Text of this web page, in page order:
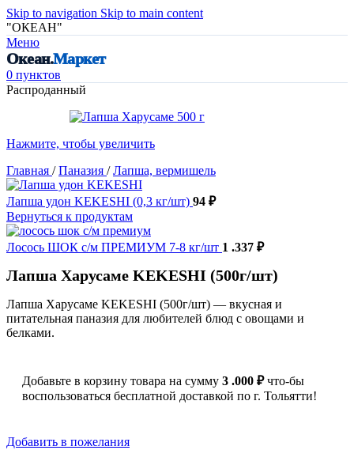
Skip to navigation Skip to main content
"ОКЕАН"
Меню
Океан.Маркет
0 пунктов
Распроданный
Нажмите, чтобы увеличить
Главная / Паназия / Лапша, вермишель
Лапша удон KEKESHI (0,3 кг/шт) 94 ₽
Вернуться к продуктам
Лосось ШОК с/м ПРЕМИУМ 7-8 кг/шт 1 .337 ₽
Лапша Харусаме KEKESHI (500г/шт)
Лапша Харусаме KEKESHI (500г/шт) — вкусная и
питательная паназия для любителей блюд с овощами и
белками.
Добавьте в корзину товара на сумму 3 .000 ₽что-бы
воспользоваться бесплатной доставкой по г. Тольятти!
Добавить в пожелания